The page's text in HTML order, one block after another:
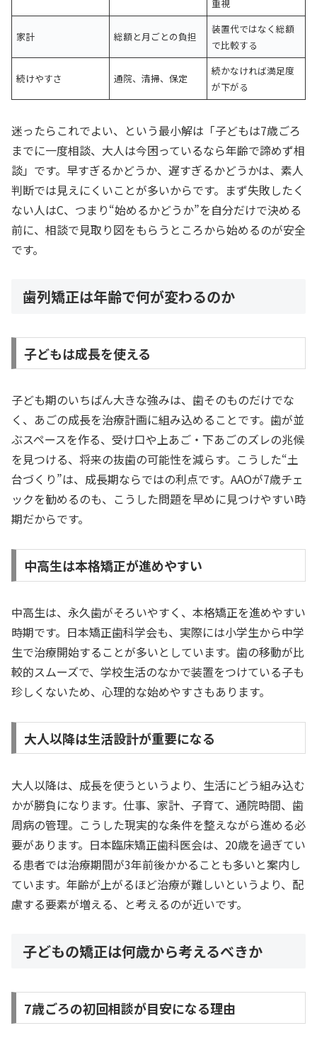
重視
家計 総額と月ごとの負担
装置代ではなく総額
で比較する
続けやすさ 通院、清掃、保定
続かなければ満足度
が下がる
迷ったらこれでよい、という最小解は「子どもは7歳ごろ
までに一度相談、大人は今困っているなら年齢で諦めず相
談」です。早すぎるかどうか、遅すぎるかどうかは、素人
判断では見えにくいことが多いからです。まず失敗したく
ない人はC、つまり“始めるかどうか”を自分だけで決める
前に、相談で見取り図をもらうところから始めるのが安全
です。
歯列矯正は年齢で何が変わるのか
子どもは成長を使える
子ども期のいちばん大きな強みは、歯そのものだけでな
く、あごの成長を治療計画に組み込めることです。歯が並
ぶスペースを作る、受け口や上あご・下あごのズレの兆候
を見つける、将来の抜歯の可能性を減らす。こうした“土
台づくり”は、成長期ならではの利点です。AAOが7歳チェ
ックを勧めるのも、こうした問題を早めに見つけやすい時
期だからです。
中高生は本格矯正が進めやすい
中高生は、永久歯がそろいやすく、本格矯正を進めやすい
時期です。日本矯正歯科学会も、実際には小学生から中学
生で治療開始することが多いとしています。歯の移動が比
較的スムーズで、学校生活のなかで装置をつけている子も
珍しくないため、心理的な始めやすさもあります。
大人以降は生活設計が重要になる
大人以降は、成長を使うというより、生活にどう組み込む
かが勝負になります。仕事、家計、子育て、通院時間、歯
周病の管理。こうした現実的な条件を整えながら進める必
要があります。日本臨床矯正歯科医会は、20歳を過ぎてい
る患者では治療期間が3年前後かかることも多いと案内し
ています。年齢が上がるほど治療が難しいというより、配
慮する要素が増える、と考えるのが近いです。
子どもの矯正は何歳から考えるべきか
7歳ごろの初回相談が目安になる理由